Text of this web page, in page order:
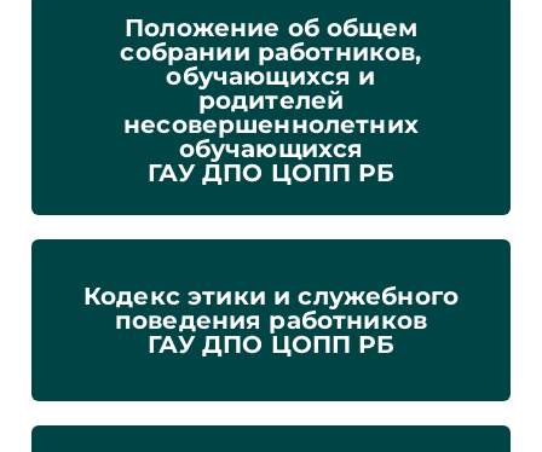
Положение об общем
собрании работников,
обучающихся и
родителей
несовершеннолетних
обучающихся
ГАУ ДПО ЦОПП РБ
Кодекс этики и служебного
поведения работников
ГАУ ДПО ЦОПП РБ